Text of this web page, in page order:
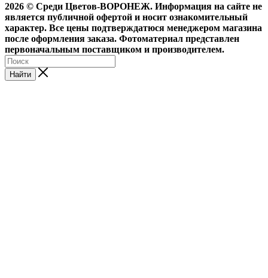
2026 © Среди Цветов-ВОРОНЕЖ. Информация на сайте не
является публичной офертой и носит ознакомительный
характер. Все цены подтверждатюся менеджером магазина
после оформления заказа. Фотоматериал представлен
первоначальным поставщиком и производителем.
Найти